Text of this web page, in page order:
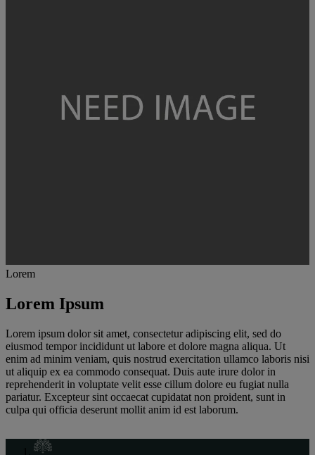
Lorem
Lorem Ipsum
Lorem ipsum dolor sit amet, consectetur adipiscing elit, sed do
eiusmod tempor incididunt ut labore et dolore magna aliqua. Ut
enim ad minim veniam, quis nostrud exercitation ullamco laboris nisi
ut aliquip ex ea commodo consequat. Duis aute irure dolor in
reprehenderit in voluptate velit esse cillum dolore eu fugiat nulla
pariatur. Excepteur sint occaecat cupidatat non proident, sunt in
culpa qui officia deserunt mollit anim id est laborum.